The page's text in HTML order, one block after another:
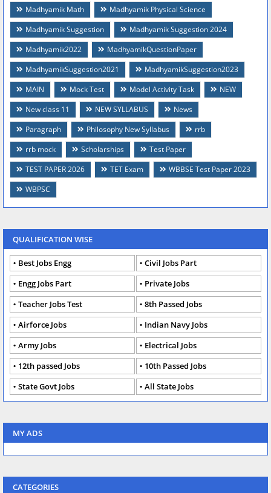
Madhyamik Math
Madhyamik Physical Science
Madhyamik Suggestion
Madhyamik Suggestion 2024
Madhyamik2022
MadhyamikQuestionPaper
MadhyamikSuggestion2021
MadhyamikSuggestion2023
MAIN
Mock Test Model Activity Task
NEW
New class 11
NEW SYLLABUS
News
Paragraph
Philosophy New Syllabus
rrb
rrb mock
Scholarships
Test Paper
TEST PAPER 2026
TET Exam
WBBSE Test Paper 2023
WBPSC
QUALIFICATION WISE
Best Jobs Engg
Civil Jobs Part
Engg Jobs Part
Private Jobs
Teacher Jobs Test
8th Passed Jobs
Airforce Jobs
Indian Navy Jobs
Army Jobs
Electrical Jobs
12th passed Jobs
10th Passed Jobs
State Govt Jobs
All State Jobs
MY ADS
CATEGORIES